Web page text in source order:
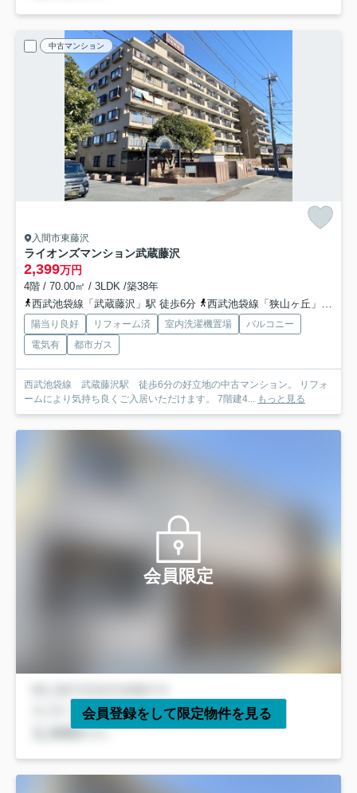
中古マンション
入間市東藤沢
ライオンズマンション武蔵藤沢
2,399万円
4階 / 70.00㎡ / 3LDK /築38年
西武池袋線「武蔵藤沢」駅 徒歩6分
西武池袋線「狭山ヶ丘」駅 徒歩23分
陽当り良好 リフォーム済 室内洗濯機置場
バルコニー
電気有
都市ガス
西武池袋線 武蔵藤沢駅 徒歩6分の好立地の中古マンション。 リフォ
ームにより気持ち良くご入居いただけます。 7階建4... もっと見る
会員限定
会員登録をして限定物件を見る